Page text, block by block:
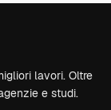
lavori. Oltre
e studi.